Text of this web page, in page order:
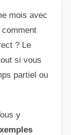
mois avec
? Le
si vous
partiel ou
y